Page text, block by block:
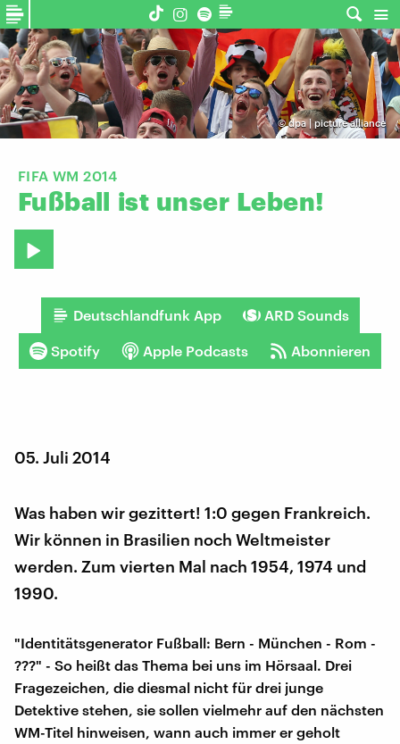
©dpa | picture alliance
FIFA WM 2014
Fußball ist unser Leben!
Deutschlandfunk App ARD Sounds
Spotify Apple Podcasts Abonnieren
05. Juli 2014
Was haben wir gezittert! 1:0 gegen Frankreich.
Wir können in Brasilien noch Weltmeister
werden. Zum vierten Mal nach 1954, 1974 und
1990.
"Identitätsgenerator Fußball: Bern - München - Rom -
???" - So heißt das Thema bei uns im Hörsaal. Drei
Fragezeichen, die diesmal nicht für drei junge
Detektive stehen, sie sollen vielmehr auf den nächsten
WM-Titel hinweisen, wann auch immer er geholt